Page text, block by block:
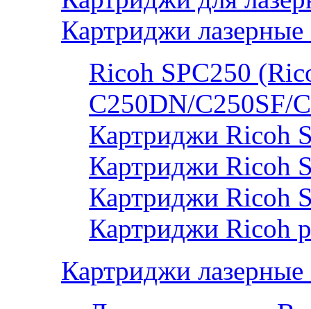
Картриджи
Ricoh SPC250
C250DN/C250SF/
Картриджи Ricoh
Картриджи Ricoh
Картриджи Ricoh
Картриджи Ricoh
Картриджи